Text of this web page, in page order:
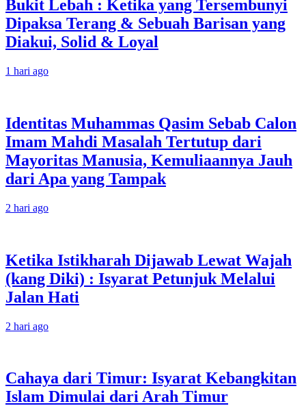
Bukit Lebah : Ketika yang Tersembunyi
Dipaksa Terang & Sebuah Barisan yang
Diakui, Solid & Loyal
1 hari ago
Identitas Muhammas Qasim Sebab Calon
Imam Mahdi Masalah Tertutup dari
Mayoritas Manusia, Kemuliaannya Jauh
dari Apa yang Tampak
2 hari ago
Ketika Istikharah Dijawab Lewat Wajah
(kang Diki) : Isyarat Petunjuk Melalui
Jalan Hati
2 hari ago
Cahaya dari Timur: Isyarat Kebangkitan
Islam Dimulai dari Arah Timur